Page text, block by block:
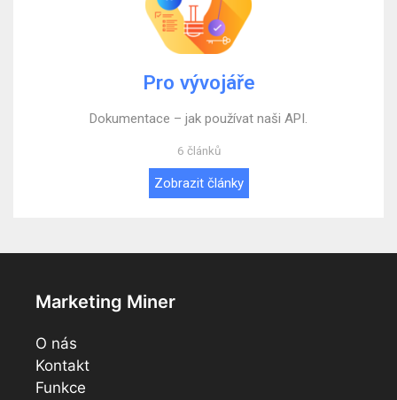
Pro vývojáře
Dokumentace – jak používat naši API.
6 článků
Zobrazit články
Marketing Miner
O nás
Kontakt
Funkce